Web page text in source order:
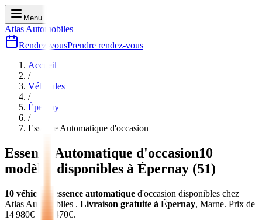
Menu
Atlas Automobiles
Rendez-vousPrendre rendez-vous
Accueil
/
Véhicules
/
Épernay
/
Essence Automatique d'occasion
Essence Automatique d'occasion10
modèles disponibles à Épernay (51)
10 véhicules essence automatique d'occasion disponibles chez
Atlas Automobiles . Livraison gratuite à Épernay, Marne. Prix de
14 980€ à 35 470€.